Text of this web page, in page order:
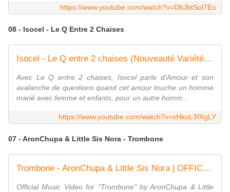
https://www.youtube.com/watch?v=DbJbtSol7Eo
08 - Isocel - Le Q Entre 2 Chaises
Isocel - Le Q entre 2 chaises (Nouveauté Variété Française 2021)
Avec Le Q entre 2 chaises, Isocel parle d'Amour et son
avalanche de questions quand cet amour touche un homme
marié avec femme et enfants, pour un autre homm...
https://www.youtube.com/watch?v=xHkuL3fXgLY
07 - AronChupa & Little Sis Nora - Trombone
Trombone - AronChupa & Little Sis Nora | OFFICIAL VIDEO
Official Music Video for "Trombone" by AronChupa & Little